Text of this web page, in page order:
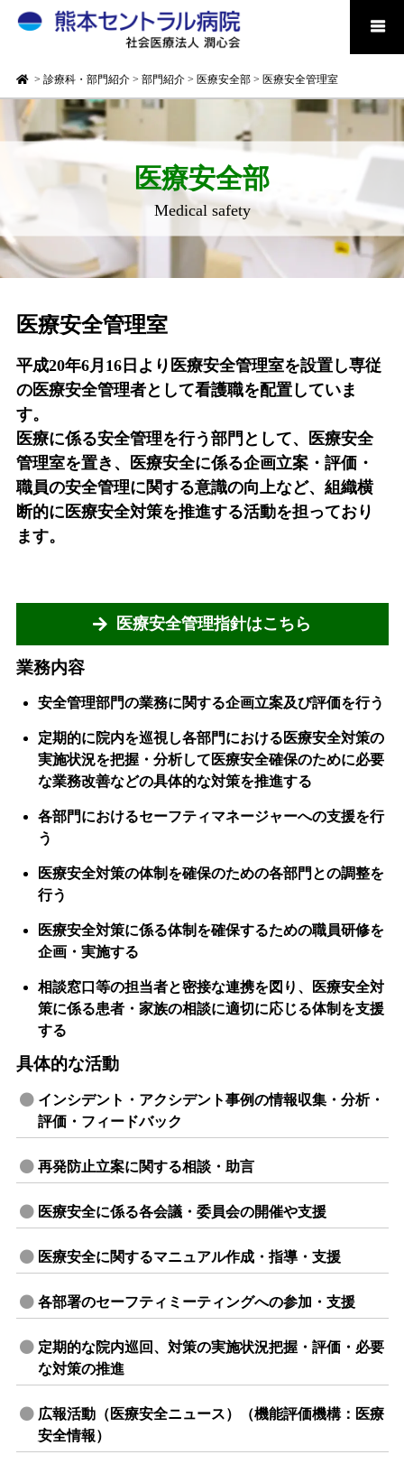
> 診療科・部門紹介> 部門紹介> 医療安全部> 医療安全管理室
医療安全部
Medical safety
医療安全管理室
平成20年6月16日より医療安全管理室を設置し専従
の医療安全管理者として看護職を配置していま
す。
医療に係る安全管理を行う部門として、医療安全
管理室を置き、医療安全に係る企画立案・評価・
職員の安全管理に関する意識の向上など、組織横
断的に医療安全対策を推進する活動を担っており
ます。
医療安全管理指針はこちら
業務内容
安全管理部門の業務に関する企画立案及び評価を行う
定期的に院内を巡視し各部門における医療安全対策の
実施状況を把握・分析して医療安全確保のために必要
な業務改善などの具体的な対策を推進する
各部門におけるセーフティマネージャーへの支援を行
う
医療安全対策の体制を確保のための各部門との調整を
行う
医療安全対策に係る体制を確保するための職員研修を
企画・実施する
相談窓口等の担当者と密接な連携を図り、医療安全対
策に係る患者・家族の相談に適切に応じる体制を支援
する
具体的な活動
インシデント・アクシデント事例の情報収集・分析・
評価・フィードバック
再発防止立案に関する相談・助言
医療安全に係る各会議・委員会の開催や支援
医療安全に関するマニュアル作成・指導・支援
各部署のセーフティミーティングへの参加・支援
定期的な院内巡回、対策の実施状況把握・評価・必要
な対策の推進
広報活動（医療安全ニュース）（機能評価機構：医療
安全情報）